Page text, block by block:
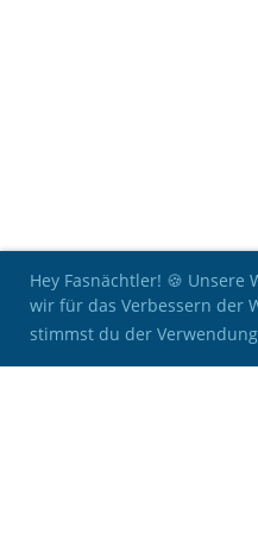
Hey Fasnächtler! 🍪
wir für das Verbessern der
stimmst du der